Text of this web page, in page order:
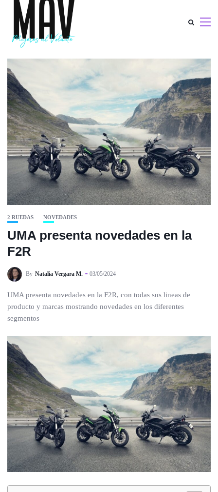
2 RUEDAS NOVEDADES
UMA presenta novedades en la
F2R
By Natalia Vergara M. 03/05/2024
UMA presenta novedades en la F2R, con todas sus lineas de
producto y marcas mostrando novedades en los diferentes
segmentos